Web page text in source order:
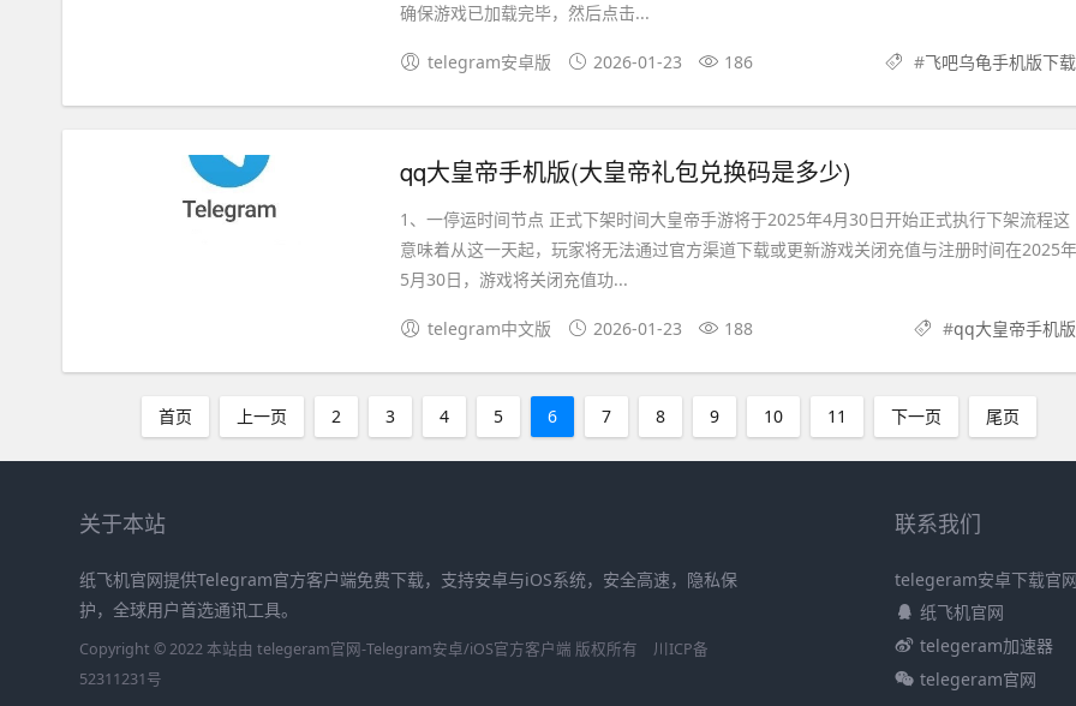
确保游戏已加载完毕，然后点击...
telegram安卓版 2026-01-23 186 #飞吧乌龟手机版下载
qq大皇帝手机版(大皇帝礼包兑换码是多少)
1、一停运时间节点 正式下架时间大皇帝手游将于2025年4月30日开始正式执行下架流程这
意味着从这一天起，玩家将无法通过官方渠道下载或更新游戏关闭充值与注册时间在2025年
5月30日，游戏将关闭充值功...
telegram中文版 2026-01-23 188 #qq大皇帝手机版
首页 上一页 2 3 4 5 6 7 8 9 10 11 下一页 尾页
关于本站
纸飞机官网提供Telegram官方客户端免费下载，支持安卓与iOS系统，安全高速，隐私保
护，全球用户首选通讯工具。
Copyright © 2022 本站由 telegeram官网-Telegram安卓/iOS官方客户端 版权所有
川ICP备
52311231号
联系我们
telegeram安卓下载官网
纸飞机官网
telegeram加速器
telegeram官网